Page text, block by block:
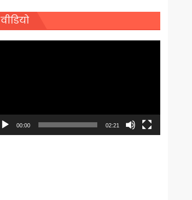
वीडियो
00:00 02:21